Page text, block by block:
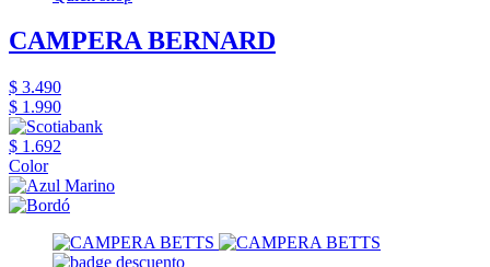
CAMPERA BERNARD
$ 3.490
$ 1.990
$ 1.692
Color